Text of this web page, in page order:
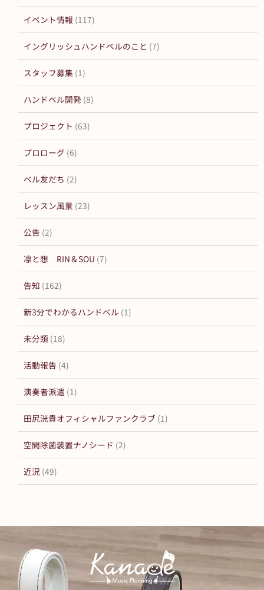
イベント情報 (117)
イングリッシュハンドベルのこと (7)
スタッフ募集 (1)
ハンドベル開発 (8)
プロジェクト (63)
プロローグ (6)
ベル友だち (2)
レッスン風景 (23)
公告 (2)
凛と想 RIN＆SOU (7)
告知 (162)
新3分でわかるハンドベル (1)
未分類 (18)
活動報告 (4)
演奏者派遣 (1)
田尻洸貴オフィシャルファンクラブ (1)
空間除菌装置ナノシード (2)
近況 (49)